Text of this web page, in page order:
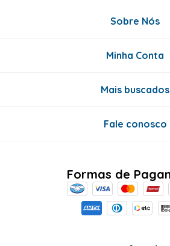
Sobre Nós
Minha Conta
Mais buscados
Fale conosco
Formas de